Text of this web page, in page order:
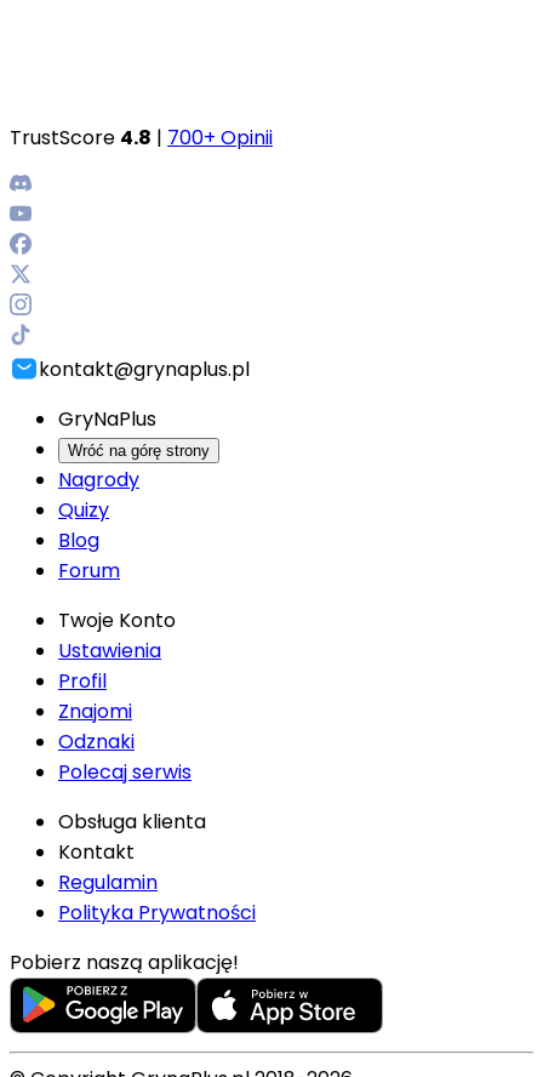
TrustScore 4.8 | 700+ Opinii
kontakt@grynaplus.pl
GryNaPlus
Wróć na górę strony
Nagrody
Quizy
Blog
Forum
Twoje Konto
Ustawienia
Profil
Znajomi
Odznaki
Polecaj serwis
Obsługa klienta
Kontakt
Regulamin
Polityka Prywatności
Pobierz naszą aplikację!